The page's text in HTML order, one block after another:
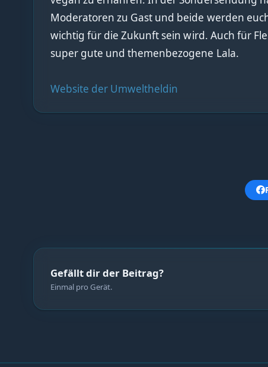
Moderatoren zu Gast und beide werden
wichtig für die Zukunft sein wird. Auch für
super gute und themenbezogene Lala.
Website der Umweltheldin
Gefällt dir der Beitrag?
Einmal pro Gerät.